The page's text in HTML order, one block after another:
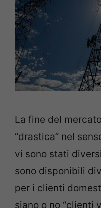
La fine del
“drastica” nel
vi sono stati
sono disponibili
per i clienti
siano o no “clienti